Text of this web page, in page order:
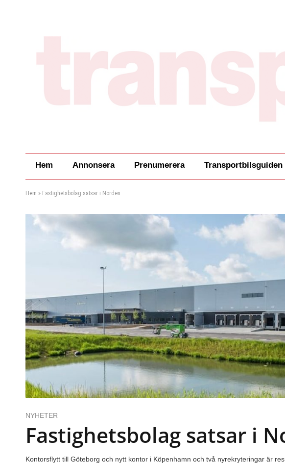
Hem Annonsera Prenumerera Transportbilsguiden
Hem » Fastighetsbolag satsar i Norden
NYHETER
Fastighetsbolag satsar i
Kontorsflytt till Göteborg och nytt kontor i Köpenhamn och två nyrekryteringar är